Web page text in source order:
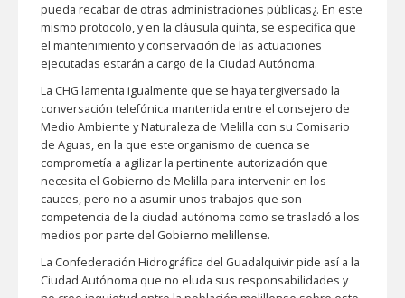
pueda recabar de otras administraciones públicas¿. En este
mismo protocolo, y en la cláusula quinta, se especifica que
el mantenimiento y conservación de las actuaciones
ejecutadas estarán a cargo de la Ciudad Autónoma.
La CHG lamenta igualmente que se haya tergiversado la
conversación telefónica mantenida entre el consejero de
Medio Ambiente y Naturaleza de Melilla con su Comisario
de Aguas, en la que este organismo de cuenca se
comprometía a agilizar la pertinente autorización que
necesita el Gobierno de Melilla para intervenir en los
cauces, pero no a asumir unos trabajos que son
competencia de la ciudad autónoma como se trasladó a los
medios por parte del Gobierno melillense.
La Confederación Hidrográfica del Guadalquivir pide así a la
Ciudad Autónoma que no eluda sus responsabilidades y